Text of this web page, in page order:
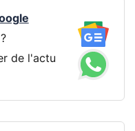
de l'actu